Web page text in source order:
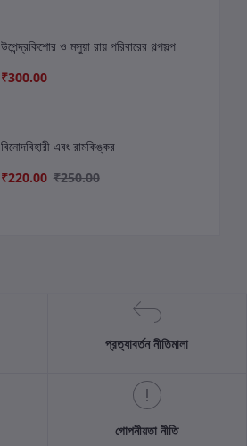
উপেন্দ্রকিশোর ও মসুয়া রায় পরিবারের গল্পসল্প
₹300.00
বিনোদবিহারী এবং রামকিঙ্কর
₹220.00 ₹250.00
প্রত্যাবর্তন নীতিমালা
গোপনীয়তা নীতি